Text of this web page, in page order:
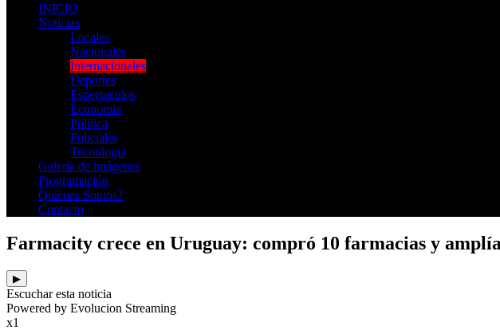
INICIO
Noticias
Locales
Nacionales
Internacionales
Deportes
Espectaculos
Economia
Politica
Policiales
Tecnologia
Galería de imágenes
Programación
Quienes Somos?
Contacto
Farmacity crece en Uruguay: compró 10 farmacias y
▶
Escuchar esta noticia
Powered by Evolucion Streaming
x1